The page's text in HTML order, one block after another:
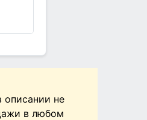
описании не
в любом